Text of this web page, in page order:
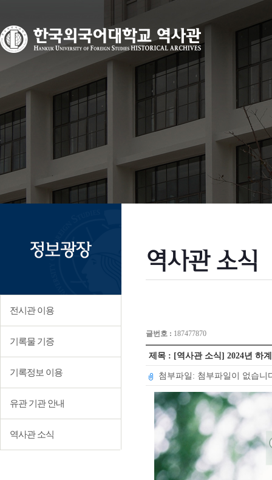
전시관 이용
기록물 기증
기록정보 이용
유관 기관 안내
역사관 소식
역사관 소식
글번호 : 187477870
제목 : [역사관 소식] 2024년 하
첨부파일: 첨부파일이 없습니